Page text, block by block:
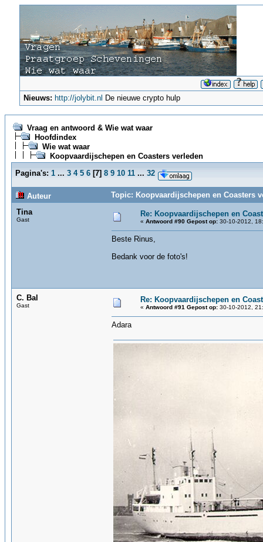
Nieuws: http://jolybit.nl De nieuwe crypto hulp
Vraag en antwoord & Wie wat waar
Hoofdindex
Wie wat waar
Koopvaardijschepen en Coasters verleden
Pagina's: 1 ... 3 4 5 6 [7] 8 9 10 11 ... 32
Auteur
Topic: Koopvaardijschepen en Coasters
Tina
Gast
Re: Koopvaardijschepen en
« Antwoord #90 Gepost op: 30-10-2012,
Beste Rinus,
Bedank voor de foto's!
C. Bal
Gast
Re: Koopvaardijschepen en
« Antwoord #91 Gepost op: 30-10-2012,
Adara